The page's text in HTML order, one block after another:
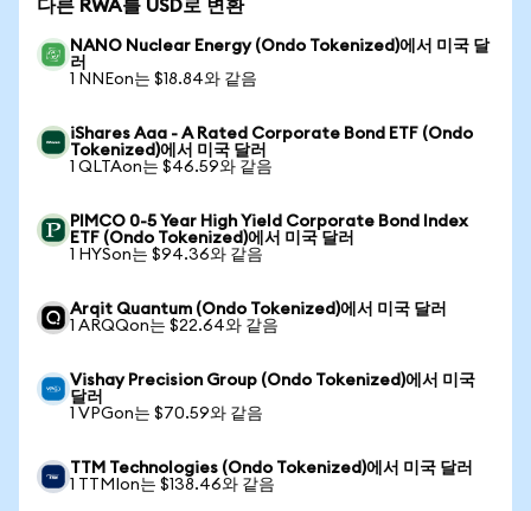
다른 RWA를 USD로 변환
NANO Nuclear Energy (Ondo Tokenized)에서 미국 달
러
1 NNEon는 $18.84와 같음
iShares Aaa - A Rated Corporate Bond ETF (Ondo
Tokenized)에서 미국 달러
1 QLTAon는 $46.59와 같음
PIMCO 0-5 Year High Yield Corporate Bond Index
ETF (Ondo Tokenized)에서 미국 달러
1 HYSon는 $94.36와 같음
Arqit Quantum (Ondo Tokenized)에서 미국 달러
1 ARQQon는 $22.64와 같음
Vishay Precision Group (Ondo Tokenized)에서 미국
달러
1 VPGon는 $70.59와 같음
TTM Technologies (Ondo Tokenized)에서 미국 달러
1 TTMIon는 $138.46와 같음